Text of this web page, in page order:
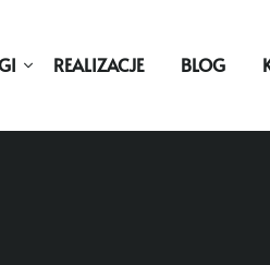
REALIZACJE BLOG